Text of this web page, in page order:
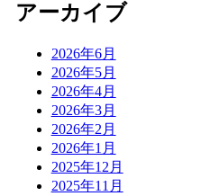
アーカイブ
2026年6月
2026年5月
2026年4月
2026年3月
2026年2月
2026年1月
2025年12月
2025年11月